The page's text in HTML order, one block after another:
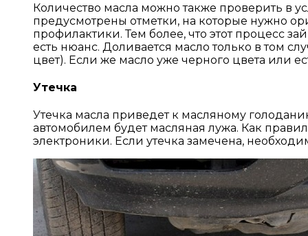
Количество масла можно также проверить в
предусмотрены отметки, на которые нужно
профилактики. Тем более, что этот процесс
есть нюанс. Доливается масло только в том
цвет). Если же масло уже черного цвета или
Утечка
Утечка масла приведет к масляному
автомобилем будет масляная лужа. Как
электроники. Если утечка замечена,